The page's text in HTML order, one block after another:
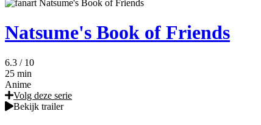
Natsume's Book of Friends
6.3 / 10
25 min
Anime
Volg deze serie
Bekijk trailer